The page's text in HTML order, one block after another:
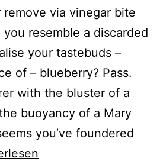
via vinegar bite
resemble a discarded
your tastebuds –
of – blueberry? Pass.
with the bluster of a
buoyancy of a Mary
you’ve foundered